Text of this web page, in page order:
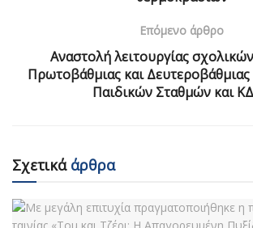
Επόμενο άρθρο
Αναστολή λειτουργίας
Πρωτοβάθμιας και Δευτεροβάθμιας
Παιδικών Σταθμών και
Σχετικάάρθρα